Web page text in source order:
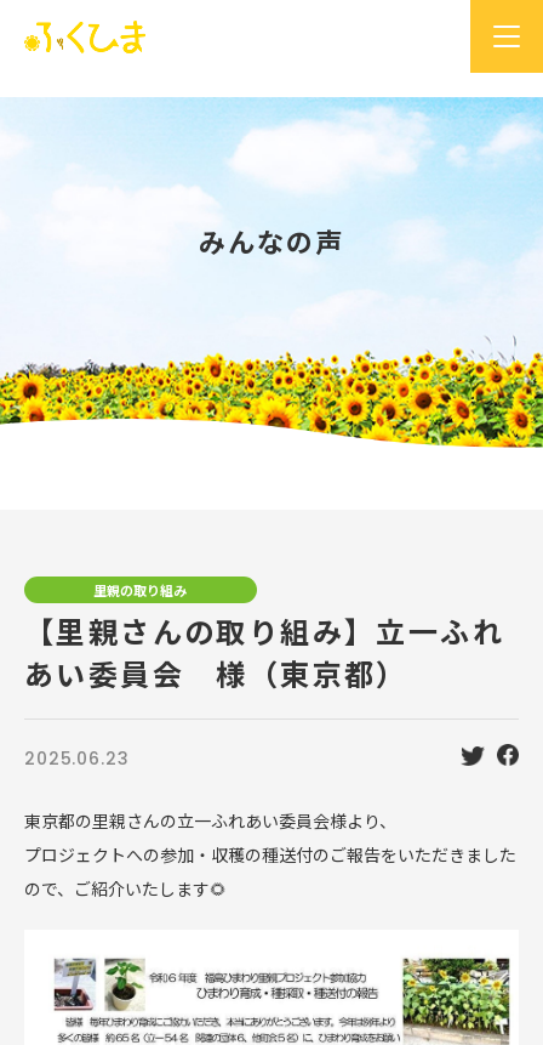
みんなの声
里親の取り組み
【里親さんの取り組み】立一ふれ
あい委員会 様（東京都）
2025.06.23
東京都の里親さんの立一ふれあい委員会様より、
プロジェクトへの参加・収穫の種送付のご報告をいただきました
ので、ご紹介いたします🌻